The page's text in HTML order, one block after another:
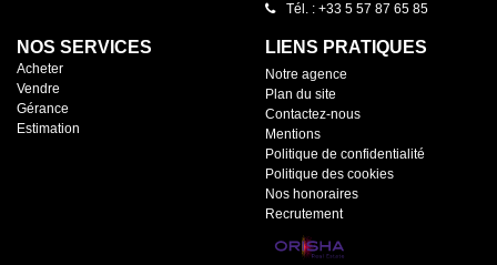
Tél. : +33 5 57 87 65 85
NOS SERVICES
Acheter
Vendre
Gérance
Estimation
LIENS PRATIQUES
Notre agence
Plan du site
Contactez-nous
Mentions
Politique de confidentialité
Politique des cookies
Nos honoraires
Recrutement